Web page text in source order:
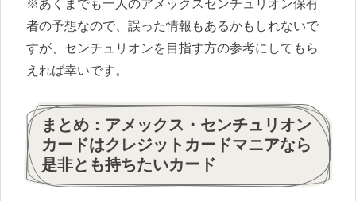
※あくまでも一人のアメックスセンチュリオン保有
者の予想なので、誤った情報もあるかもしれないで
すが、センチュリオンを目指す方の参考にしてもら
えれば幸いです。
まとめ：アメックス・センチュリオン
カードはクレジットカードマニアなら
是非とも持ちたいカード